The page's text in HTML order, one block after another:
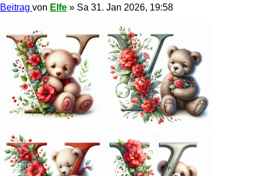
Beitrag von Elfe » Sa 31. Jan 2026, 19:58